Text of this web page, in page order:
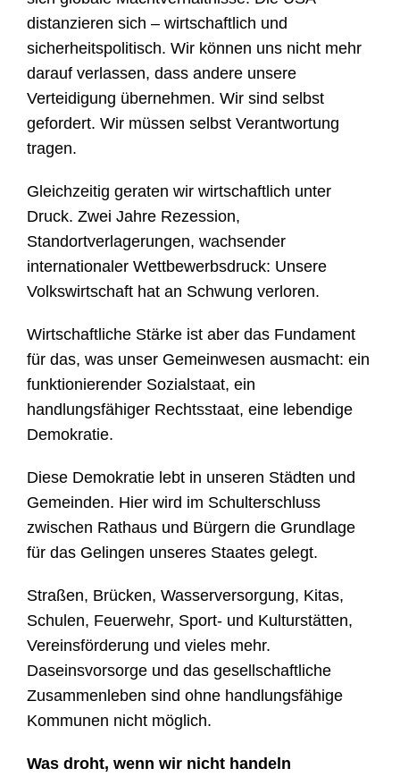
distanzieren sich – wirtschaftlich und
sicherheitspolitisch. Wir können uns nicht mehr
darauf verlassen, dass andere unsere
Verteidigung übernehmen. Wir sind selbst
gefordert. Wir müssen selbst Verantwortung
tragen.
Gleichzeitig geraten wir wirtschaftlich unter
Druck. Zwei Jahre Rezession,
Standortverlagerungen, wachsender
internationaler Wettbewerbsdruck: Unsere
Volkswirtschaft hat an Schwung verloren.
Wirtschaftliche Stärke ist aber das Fundament
für das, was unser Gemeinwesen ausmacht: ein
funktionierender Sozialstaat, ein
handlungsfähiger Rechtsstaat, eine lebendige
Demokratie.
Diese Demokratie lebt in unseren Städten und
Gemeinden. Hier wird im Schulterschluss
zwischen Rathaus und Bürgern die Grundlage
für das Gelingen unseres Staates gelegt.
Straßen, Brücken, Wasserversorgung, Kitas,
Schulen, Feuerwehr, Sport- und Kulturstätten,
Vereinsförderung und vieles mehr.
Daseinsvorsorge und das gesellschaftliche
Zusammenleben sind ohne handlungsfähige
Kommunen nicht möglich.
Was droht, wenn wir nicht handeln